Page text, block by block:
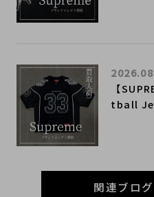
【
tball
関連ブロ